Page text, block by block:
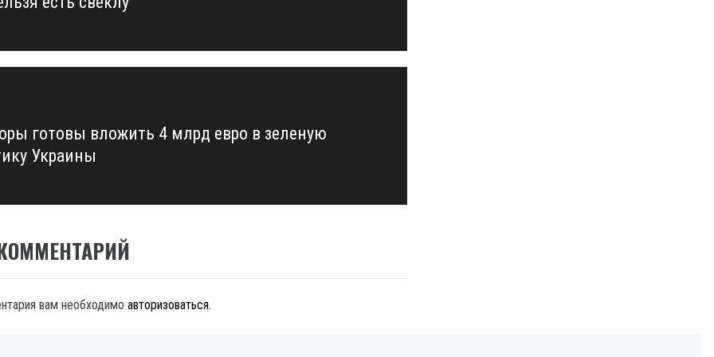
готовы вложить 4 млрд евро в зеленую
Украины
вам необходимо авторизоваться.